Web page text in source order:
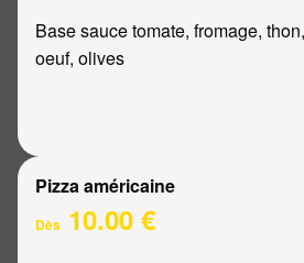
Base sauce tomate, fromage,
oeuf, olives
Pizza américaine
Dès 10.00 €